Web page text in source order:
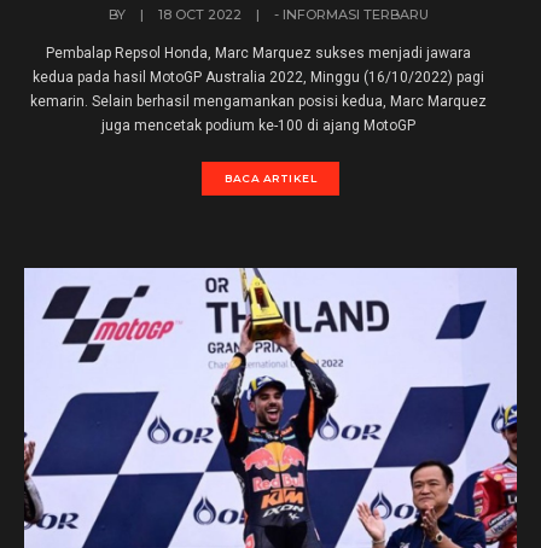
BY | 18 OCT 2022 | - INFORMASI TERBARU
Pembalap Repsol Honda, Marc Marquez sukses menjadi jawara
kedua pada hasil MotoGP Australia 2022, Minggu (16/10/2022) pagi
kemarin. Selain berhasil mengamankan posisi kedua, Marc Marquez
juga mencetak podium ke-100 di ajang MotoGP
BACA ARTIKEL